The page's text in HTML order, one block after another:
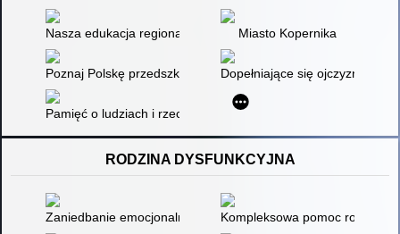
Nasza edukacja regionalna - od tradycji do współczesności
Miasto Kopernika
Poznaj Polskę przedszkolaku! Mazowieckie, otwórz się! /
Dopełniające się ojczyzny
Pamięć o ludziach i rzeczach
RODZINA DYSFUNKCYJNA
Zaniedbanie emocjonalne w dzieciństwie źródłem problemów
Kompleksowa pomoc rodzinie